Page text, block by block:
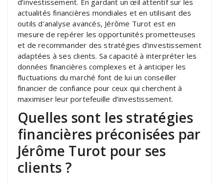
actualités financières mondiales et en utilisant des
outils d’analyse avancés, Jérôme Turot est en
mesure de repérer les opportunités prometteuses
et de recommander des stratégies d’investissement
adaptées à ses clients. Sa capacité à interpréter les
données financières complexes et à anticiper les
fluctuations du marché font de lui un conseiller
financier de confiance pour ceux qui cherchent à
maximiser leur portefeuille d’investissement.
Quelles sont les stratégies
financières préconisées par
Jérôme Turot pour ses
clients ?